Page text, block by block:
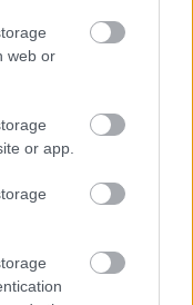
web or
or app.
történelmi